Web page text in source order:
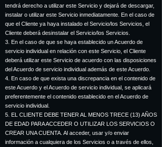
tendrá derecho a utilizar este Servicio y dejará de descargar,
instalar o utilizar este Servicio inmediatamente. En el caso de
que el Cliente ya haya instalado el Servicio/los Servicios, el
Cliente deberá desinstalar el Servicio/los Servicios.
3. En el caso de que se haya establecido un Acuerdo de
servicio individual en relación con este Servicio, el Cliente
deberá utilizar este Servicio de acuerdo con las disposiciones
del Acuerdo de servicio individual además de este Acuerdo.
4. En caso de que exista una discrepancia en el contenido de
este Acuerdo y el Acuerdo de servicio individual, se aplicará
preferentemente el contenido establecido en el Acuerdo de
servicio individual.
5. EL CLIENTE DEBE TENER AL MENOS TRECE (13) AÑOS
DE EDAD PARA ACCEDER O UTILIZAR LOS SERVICIOS O
CREAR UNA CUENTA. Al acceder, usar y/o enviar
información a cualquiera de los Servicios o a través de ellos,